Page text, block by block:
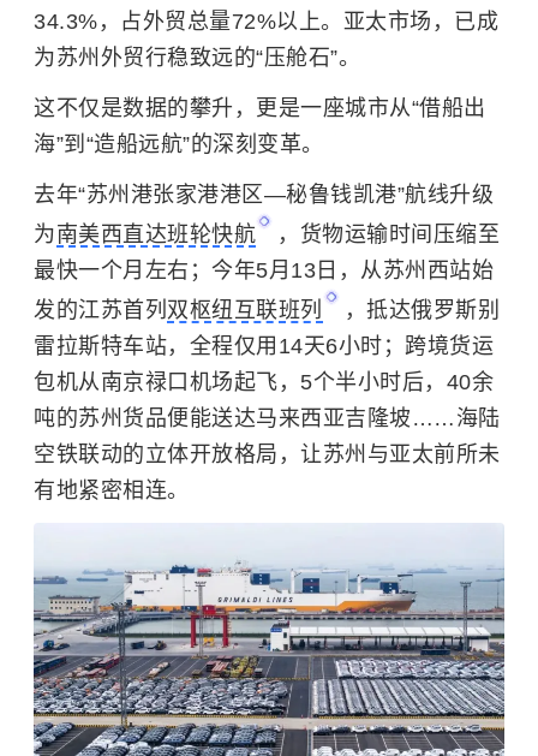
34.3%，占外贸总量72%以上。亚太市场，已成
为苏州外贸行稳致远的“压舱石”。
这不仅是数据的攀升，更是一座城市从“借船出
海”到“造船远航”的深刻变革。
去年“苏州港张家港港区—秘鲁钱凯港”航线升级
为南美西直达班轮快航
，货物运输时间压缩至
最快一个月左右；今年5月13日，从苏州西站始
发的江苏首列 双枢纽互联班列
，抵达俄罗斯别
雷拉斯特车站，全程仅用14天6小时；跨境货运
包机从南京禄口机场起飞，5个半小时后，40余
吨的苏州货品便能送达马来西亚吉隆坡……海陆
空铁联动的立体开放格局，让苏州与亚太前所未
有地紧密相连。